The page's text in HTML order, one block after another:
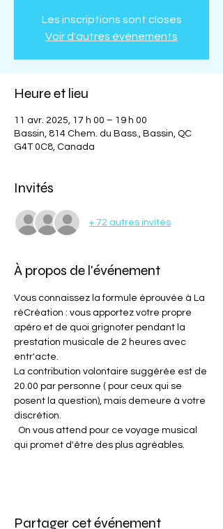
Les inscriptions sont closes
Voir d'autres événements
Heure et lieu
11 avr. 2025, 17 h 00 – 19 h 00
Bassin, 814 Chem. du Bass., Bassin, QC
G4T 0C8, Canada
Invités
+ 72 autres invités
À propos de l'événement
Vous connaissez la formule éprouvée à La
réCréation : vous apportez votre propre
apéro et de quoi grignoter pendant la
prestation musicale de 2 heures avec
entr'acte.
La contribution volontaire suggérée est de
20.00 par personne ( pour ceux qui se
posent la question), mais demeure à votre
discrétion.
qui promet d'être des plus agréables.
Partager cet événement